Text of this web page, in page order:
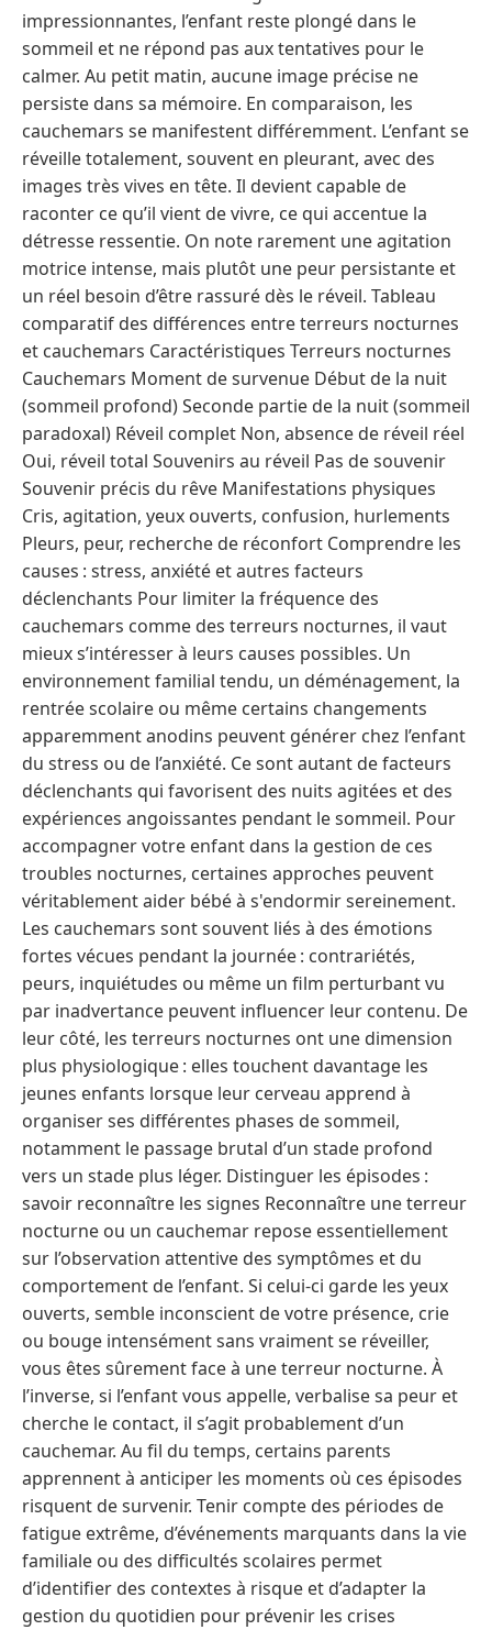
impressionnantes, l’enfant reste plongé dans le
sommeil et ne répond pas aux tentatives pour le
calmer. Au petit matin, aucune image précise ne
persiste dans sa mémoire. En comparaison, les
cauchemars se manifestent différemment. L’enfant se
réveille totalement, souvent en pleurant, avec des
images très vives en tête. Il devient capable de
raconter ce qu’il vient de vivre, ce qui accentue la
détresse ressentie. On note rarement une agitation
motrice intense, mais plutôt une peur persistante et
un réel besoin d’être rassuré dès le réveil. Tableau
comparatif des différences entre terreurs nocturnes
et cauchemars Caractéristiques Terreurs nocturnes
Cauchemars Moment de survenue Début de la nuit
(sommeil profond) Seconde partie de la nuit (sommeil
paradoxal) Réveil complet Non, absence de réveil réel
Oui, réveil total Souvenirs au réveil Pas de souvenir
Souvenir précis du rêve Manifestations physiques
Cris, agitation, yeux ouverts, confusion, hurlements
Pleurs, peur, recherche de réconfort Comprendre les
causes : stress, anxiété et autres facteurs
déclenchants Pour limiter la fréquence des
cauchemars comme des terreurs nocturnes, il vaut
mieux s’intéresser à leurs causes possibles. Un
environnement familial tendu, un déménagement, la
rentrée scolaire ou même certains changements
apparemment anodins peuvent générer chez l’enfant
du stress ou de l’anxiété. Ce sont autant de facteurs
déclenchants qui favorisent des nuits agitées et des
expériences angoissantes pendant le sommeil. Pour
accompagner votre enfant dans la gestion de ces
troubles nocturnes, certaines approches peuvent
véritablement aider bébé à s'endormir sereinement.
Les cauchemars sont souvent liés à des émotions
fortes vécues pendant la journée : contrariétés,
peurs, inquiétudes ou même un film perturbant vu
par inadvertance peuvent influencer leur contenu. De
leur côté, les terreurs nocturnes ont une dimension
plus physiologique : elles touchent davantage les
jeunes enfants lorsque leur cerveau apprend à
organiser ses différentes phases de sommeil,
notamment le passage brutal d’un stade profond
vers un stade plus léger. Distinguer les épisodes :
savoir reconnaître les signes Reconnaître une terreur
nocturne ou un cauchemar repose essentiellement
sur l’observation attentive des symptômes et du
comportement de l’enfant. Si celui-ci garde les yeux
ouverts, semble inconscient de votre présence, crie
ou bouge intensément sans vraiment se réveiller,
vous êtes sûrement face à une terreur nocturne. À
l’inverse, si l’enfant vous appelle, verbalise sa peur et
cherche le contact, il s’agit probablement d’un
cauchemar. Au fil du temps, certains parents
apprennent à anticiper les moments où ces épisodes
risquent de survenir. Tenir compte des périodes de
fatigue extrême, d’événements marquants dans la vie
familiale ou des difficultés scolaires permet
d’identifier des contextes à risque et d’adapter la
gestion du quotidien pour prévenir les crises